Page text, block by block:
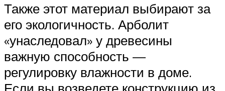
Также этот материал выбирают за
его экологичность. Арболит
«унаследовал» у древесины
важную способность —
регулировку влажности в доме.